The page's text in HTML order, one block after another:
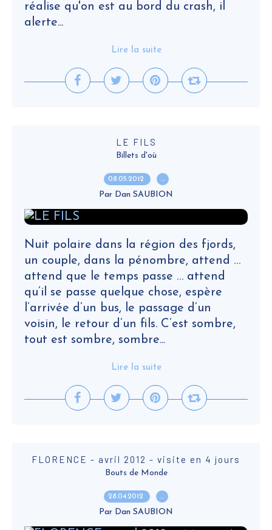
réalise qu'on est au bord du crash, il
alerte...
Lire la suite
LE FILS
Billets d'où
08.05.2012 …
Par Dan SAUBION
Nuit polaire dans la région des fjords,
un couple, dans la pénombre, attend …
attend que le temps passe … attend
qu’il se passe quelque chose, espère
l’arrivée d’un bus, le passage d’un
voisin, le retour d’un fils. C’est sombre,
tout est sombre, sombre...
Lire la suite
FLORENCE - avril 2012 - visite en 4 jours
Bouts de Monde
28.04.2012 …
Par Dan SAUBION